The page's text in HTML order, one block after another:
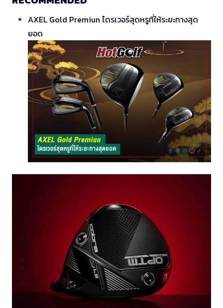
AXEL Gold Premiun ไดรเวอร์สุดหรูที่ให้ระยะทางสุด
ยอด